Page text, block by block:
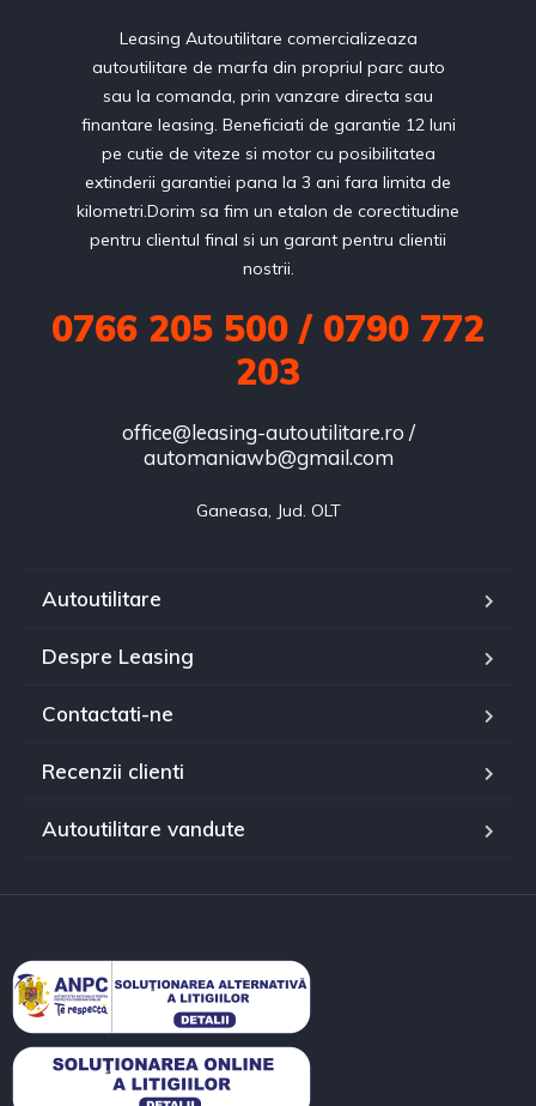
Leasing Autoutilitare comercializeaza
autoutilitare de marfa din propriul parc auto
sau la comanda, prin vanzare directa sau
finantare leasing. Beneficiati de garantie 12 luni
pe cutie de viteze si motor cu posibilitatea
extinderii garantiei pana la 3 ani fara limita de
kilometri.Dorim sa fim un etalon de corectitudine
pentru clientul final si un garant pentru clientii
nostrii.
0766 205 500 / 0790 772
203
office@leasing-autoutilitare.ro /
automaniawb@gmail.com
Ganeasa, Jud. OLT
Autoutilitare
Despre Leasing
Contactati-ne
Recenzii clienti
Autoutilitare vandute